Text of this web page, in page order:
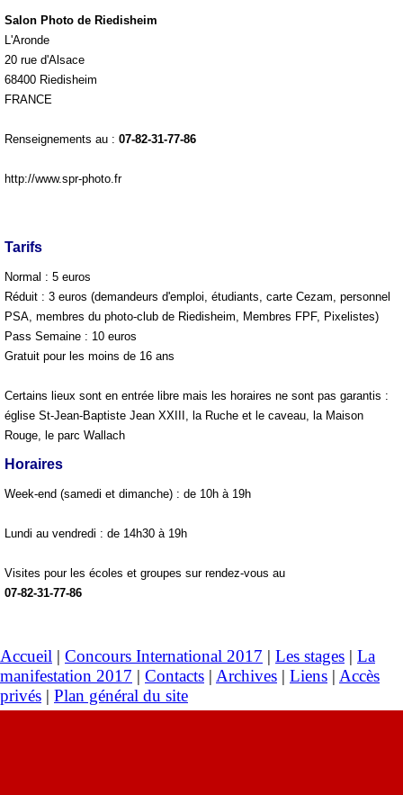
Salon Photo de Riedisheim
L'Aronde
20 rue d'Alsace
68400 Riedisheim
FRANCE
Renseignements au : 07-82-31-77-86
http://www.spr-photo.fr
Tarifs
Normal : 5 euros
Réduit : 3 euros (demandeurs d'emploi, étudiants, carte Cezam, personnel
PSA, membres du photo-club de Riedisheim, Membres FPF, Pixelistes)
Pass Semaine : 10 euros
Gratuit pour les moins de 16 ans
Certains lieux sont en entrée libre mais les horaires ne sont pas garantis :
église St-Jean-Baptiste Jean XXIII, la Ruche et le caveau, la Maison
Rouge, le parc Wallach
Horaires
Week-end (samedi et dimanche) : de 10h à 19h
Lundi au vendredi : de 14h30 à 19h
Visites pour les écoles et groupes sur rendez-vous au
07-82-31-77-86
Accueil | Concours International 2017 | Les stages | La
manifestation 2017 | Contacts | Archives | Liens | Accès
privés | Plan général du site